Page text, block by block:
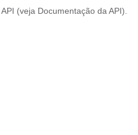
API (veja Documentação da API ).